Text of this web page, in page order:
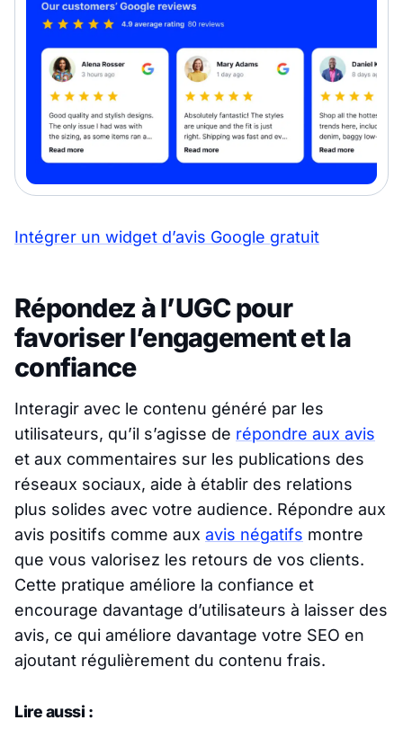
Intégrer un widget d’avis Google gratuit
Répondez à l’UGC pour
favoriser l’engagement et la
confiance
Interagir avec le contenu généré par les
utilisateurs, qu’il s’agisse de répondre aux avis
et aux commentaires sur les publications des
réseaux sociaux, aide à établir des relations
plus solides avec votre audience. Répondre aux
avis positifs comme aux avis négatifs montre
que vous valorisez les retours de vos clients.
Cette pratique améliore la confiance et
encourage davantage d’utilisateurs à laisser des
avis, ce qui améliore davantage votre SEO en
ajoutant régulièrement du contenu frais.
Lire aussi :